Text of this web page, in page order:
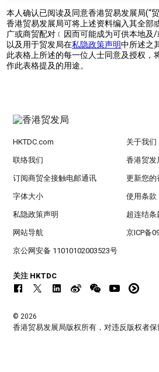
本人确认已阅读及同意香港贸易发展局(“
香港贸易发展局可将上述资料编入其全部
广或商贸配对﹝因而可能成为可供本地及/
以及用于贸发局在私隐政策声明中所述之
此表格上所述的每一位人士同意及授权，
作此表格提及的用途。
HKTDC.com 关于我们
联络我们 香港贸发
订阅商贸全接触电邮通讯 更新您的
字体大小 使用条款
私隐政策声明 超连结条
网站导航 京ICP备
京公网安备 11010102003523号
关注 HKTDC
© 2026
香港贸易发展局版权所有，对违反版权者保